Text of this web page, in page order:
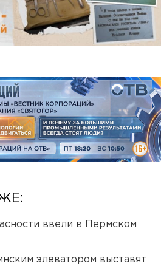
ввели в Пермском
элеватором выставят